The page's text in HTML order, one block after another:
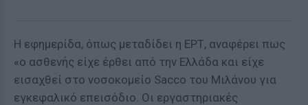
Η εφημερίδα, όπως μεταδίδει η ΕΡΤ, αναφέρει πως
«ο ασθενής είχε έρθει από την Ελλάδα και είχε
εισαχθεί στο νοσοκομείο Sacco του Μιλάνου για
εγκεφαλικό επεισόδιο. Οι εργαστηριακές